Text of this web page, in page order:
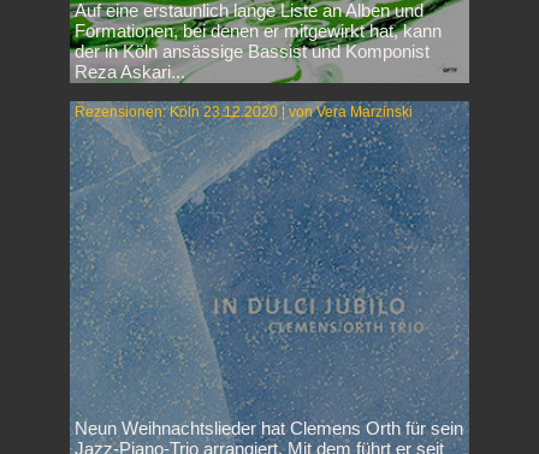
Auf eine erstaunlich lange Liste an Alben und
Formationen, bei denen er mitgewirkt hat, kann
der in Köln ansässige Bassist und Komponist
Reza Askari...
Rezensionen: Köln 23.12.2020 | von Vera Marzinski
Neun Weihnachtslieder hat Clemens Orth für sein
Jazz-Piano-Trio arrangiert. Mit dem führt er seit